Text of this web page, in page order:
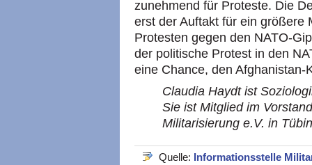
zunehmend für Proteste. Die
erst der Auftakt für ein größere
Protesten gegen den NATO-
der politische Protest in den
eine Chance, den Afghanistan-
Claudia Haydt ist
Sie ist Mitglied im
Militarisierung e.V. in
Quelle: Informationsstelle